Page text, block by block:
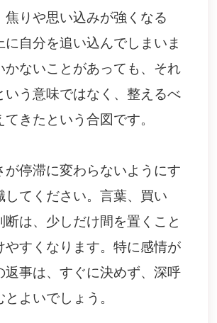
焦りや思い込みが強くなる
に自分を追い込んでしまいま
かないことがあっても、それ
いう意味ではなく、整えるべ
てきたという合図です。
が停滞に変わらないようにす
してください。言葉、買い
断は、少しだけ間を置くこと
やすくなります。特に感情が
返事は、すぐに決めず、深呼
よいでしょう。